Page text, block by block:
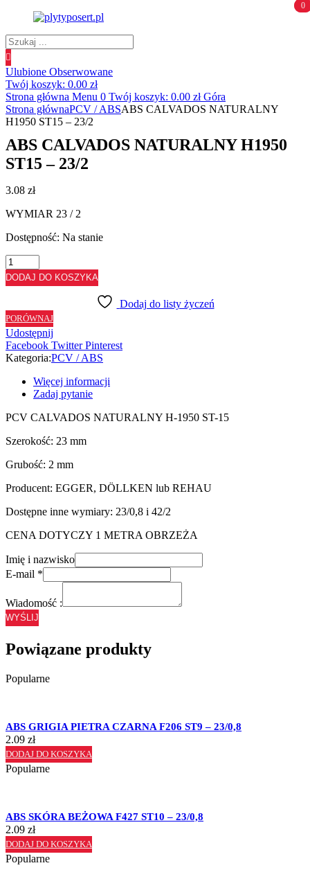
Wyszukiwanie
produktów
0
Ulubione Obserwowane
0
Twój koszyk: 0.00 zł
Strona główna Menu 0 Twój koszyk: 0.00 zł Góra
Strona głównaPCV / ABSABS CALVADOS NATURALNY
H1950 ST15 – 23/2
ABS CALVADOS NATURALNY H1950
ST15 – 23/2
3.08 zł
WYMIAR 23 / 2
Dostępność: Na stanie
ilość
ABS
CALVADOS
H1950
ST15
-
23/2
DODAJ DO KOSZYKA
Dodaj do listy życzeń
PORÓWNAJ
Udostępnij
Facebook Twitter Pinterest
Kategoria:PCV / ABS
Więcej informacji
Zadaj pytanie
PCV CALVADOS NATURALNY H-1950 ST-15
Szerokość: 23 mm
Grubość: 2 mm
Producent: EGGER, DÖLLKEN lub REHAU
Dostępne inne wymiary: 23/0,8 i 42/2
CENA DOTYCZY 1 METRA OBRZEŻA
Imię i nazwisko
E-mail *
Wiadomość :
WYŚLIJ
Powiązane produkty
Popularne
ABS GRIGIA PIETRA CZARNA F206 ST9 – 23/0,8
2.09 zł
DODAJ DO KOSZYKA
Popularne
ABS SKÓRA BEŻOWA F427 ST10 – 23/0,8
2.09 zł
DODAJ DO KOSZYKA
Popularne